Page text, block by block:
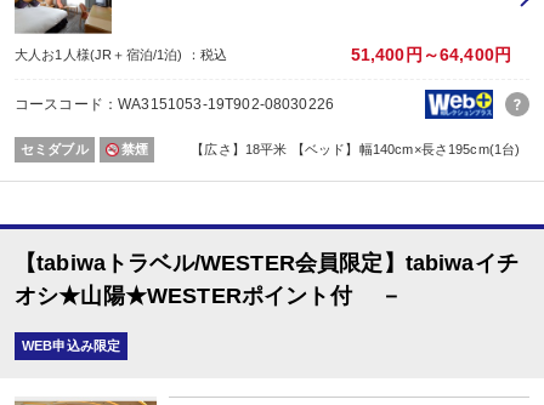
大人お1人様(JR＋宿泊/1泊) ：税込 51,400円～64,400円
コースコード：WA3151053-19T902-08030226
セミダブル 禁煙 【広さ】18平米 【ベッド】幅140cm×長さ195cm(1台)
【tabiwaトラベル/WESTER会員限定】tabiwaイチ
オシ★山陽★WESTERポイント付 －
WEB申込み限定